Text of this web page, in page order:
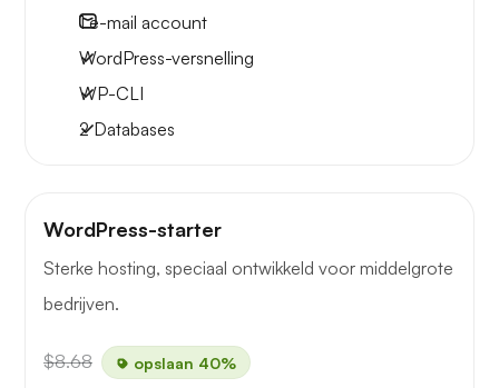
1e-mail account
WordPress-versnelling
WP-CLI
2 Databases
WordPress-starter
Sterke hosting, speciaal ontwikkeld voor middelgrote
bedrijven.
$8.68 opslaan 40%